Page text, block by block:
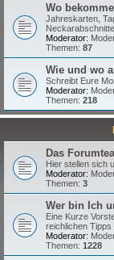
Wo
Jahreskarten,
Moderator:
Themen: 87
Wie und wo
Schreibt Eure
Moderator:
Themen: 218
Das
Hier stellen sich
Moderator:
Themen: 3
Wer bin Ich
Eine Kurze
reichlichen Tipps
Moderator:
Themen: 1228